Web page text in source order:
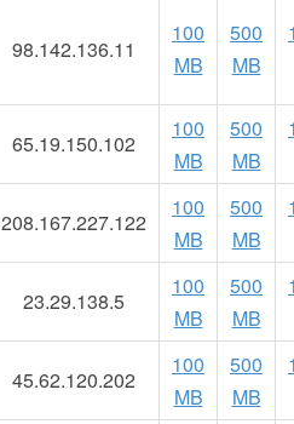
98.142.136.11
100
MB
500
MB
65.19.150.102
100
MB
500
MB
208.167.227.122
100
MB
500
MB
23.29.138.5
100
MB
500
MB
45.62.120.202
100
MB
500
MB